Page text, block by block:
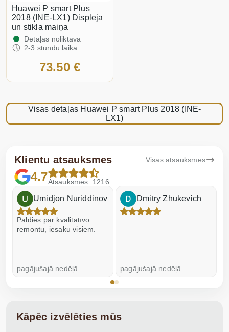
Huawei P smart Plus
2018 (INE-LX1) Displeja
un stikla maiņa
Detaļas noliktavā
2-3 stundu laikā
73.50 €
Visas detaļas Huawei P smart Plus 2018 (INE-
LX1)
Klientu atsauksmes Visas atsauksmes
4.7Atsauksmes: 1216
Umidjon Nuriddinov
Paldies par kvalitatīvo
remontu, iesaku visiem.
pagājušajā nedēļā
Dmitry Zhukevich
pagājušajā nedēļā
Kāpēc izvēlēties mūs